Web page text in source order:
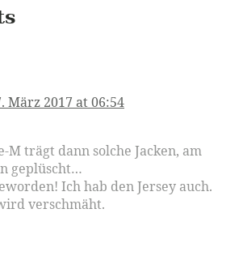
März 2017 at 06:54
M trägt dann solche Jacken, am
geplüscht…
Ich hab den Jersey auch.
verschmäht.